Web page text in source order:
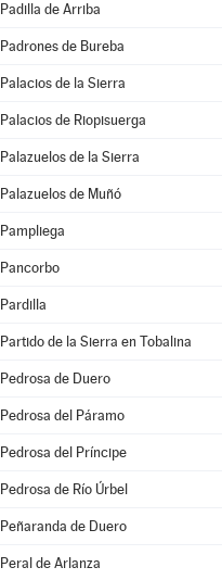
Padilla de Arriba
Padrones de Bureba
Palacios de la Sierra
Palacios de Riopisuerga
Palazuelos de la Sierra
Palazuelos de Muñó
Pampliega
Pancorbo
Pardilla
Partido de la Sierra en Tobalina
Pedrosa de Duero
Pedrosa del Páramo
Pedrosa del Príncipe
Pedrosa de Río Úrbel
Peñaranda de Duero
Peral de Arlanza